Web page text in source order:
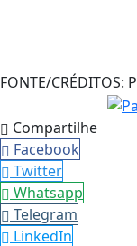
FONTE/CRÉDITOS:
Compartilhe
Facebook
Twitter
Whatsapp
Telegram
LinkedIn